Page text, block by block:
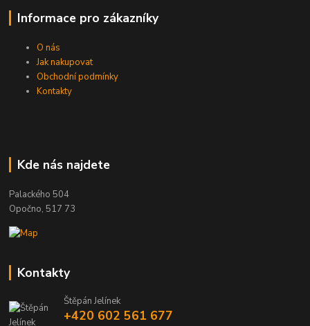
Informace pro zákazníky
O nás
Jak nakupovat
Obchodní podmínky
Kontakty
Kde nás najdete
Palackého 504
Opočno, 517 73
Kontakty
Štěpán Jelínek
+420 602 561 677